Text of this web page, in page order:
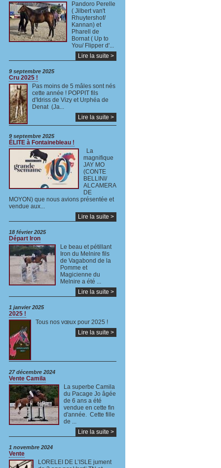
Pandoro Perelle
( Jilbert van't
Rhuytershof/
Kannan) et
Pharell de
Bornat ( Up to
You/ Flipper d'...
Lire la suite >
9 septembre 2025
Cru 2025 !
Pas moins de 5 mâles sont nés
cette année ! POPPIT fils
d'Idriss de Vizy et Urphéa de
Denat (Ja...
Lire la suite >
9 septembre 2025
ÉLITE à Fontainebleau !
La
magnifique
JAY MO
(CONTE
BELLINI/
ALCAMERA
DE
MOYON) que nous avions présentée et
vendue aux...
Lire la suite >
18 février 2025
Départ Iron
Le beau et pétillant
Iron du Melnire fils
de Vagabond de la
Pomme et
Magicienne du
Melnire a été ...
Lire la suite >
1 janvier 2025
2025 !
Tous nos vœux pour 2025 !
Lire la suite >
27 décembre 2024
Vente Camila
La superbe Camila
du Pacage Jo âgée
de 6 ans a été
vendue en cette fin
d'année. Cette fille
de ...
Lire la suite >
1 novembre 2024
Vente
LORELEI DE L’ISLE jument